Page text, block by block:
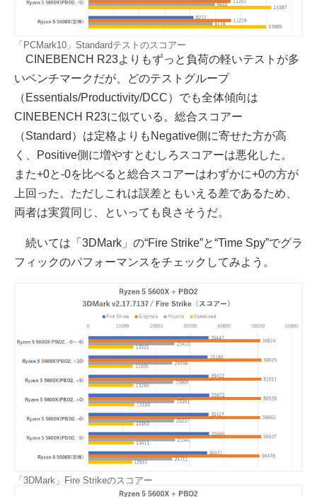
「PCMark10」Standardテストのスコアー
CINEBENCH R23よりもずっと負荷の軽いテストが多
いベンチマークだが、どのテストグループ
（Essentials/Productivity/DCC）でも全体傾向は
CINEBENCH R23に似ている。総合スコアー
（Standard）は定格よりもNegative側に寄せた方が高
く、Positive側に増やすとむしろスコアーは悪化した。
また+0と-0を比べると総合スコアーはわずかに+0の方が
上回った。ただしこれは誤差ともいえる差であるため、
両者は実質同じ、といっても良さそうだ。
続いては「3DMark」の“Fire Strike”と“Time Spy”でグラ
フィックのパフォーマンスをチェックしてみよう。
「3DMark」Fire Strikeのスコアー